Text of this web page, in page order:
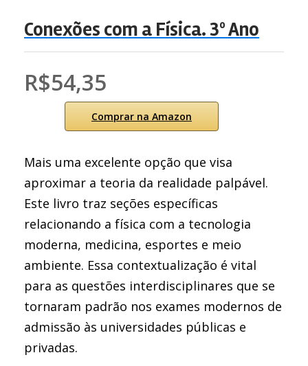
Conexões com a Física. 3º Ano
R$54,35
Comprar na Amazon
Mais uma excelente opção que visa
aproximar a teoria da realidade palpável.
Este livro traz seções específicas
relacionando a física com a tecnologia
moderna, medicina, esportes e meio
ambiente. Essa contextualização é vital
para as questões interdisciplinares que se
tornaram padrão nos exames modernos de
admissão às universidades públicas e
privadas.